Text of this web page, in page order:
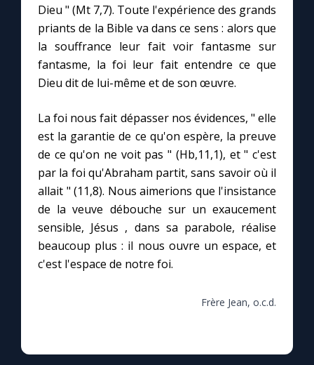
Dieu " (Mt 7,7). Toute l'expérience des grands
priants de la Bible va dans ce sens : alors que
la souffrance leur fait voir fantasme sur
fantasme, la foi leur fait entendre ce que
Dieu dit de lui-même et de son œuvre.
La foi nous fait dépasser nos évidences, " elle
est la garantie de ce qu'on espère, la preuve
de ce qu'on ne voit pas " (Hb,11,1), et " c'est
par la foi qu'Abraham partit, sans savoir où il
allait " (11,8). Nous aimerions que l'insistance
de la veuve débouche sur un exaucement
sensible, Jésus , dans sa parabole, réalise
beaucoup plus : il nous ouvre un espace, et
c'est l'espace de notre foi.
Frère Jean, o.c.d.